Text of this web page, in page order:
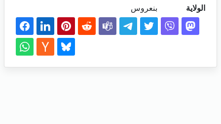
الولاية بنعروس